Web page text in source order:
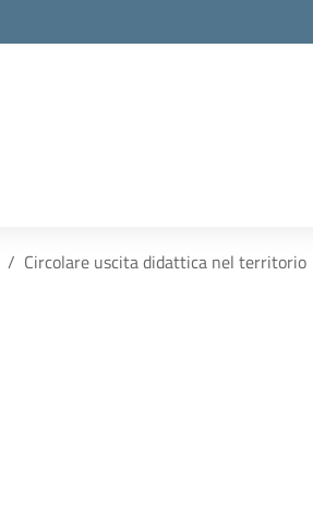
Circolare uscita didattica nel territorio